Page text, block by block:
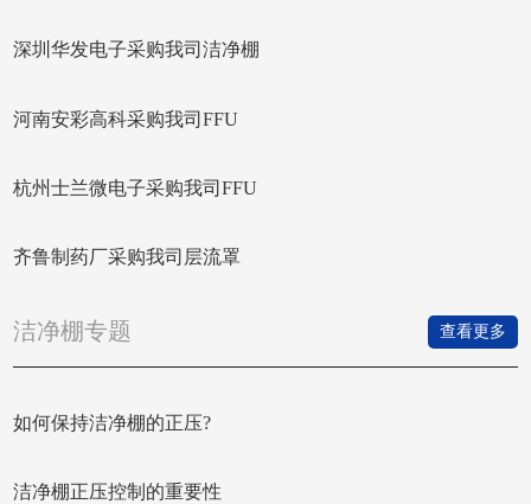
深圳华发电子采购我司洁净棚
河南安彩高科采购我司FFU
杭州士兰微电子采购我司FFU
齐鲁制药厂采购我司层流罩
洁净棚专题 查看更多
如何保持洁净棚的正压?
洁净棚正压控制的重要性